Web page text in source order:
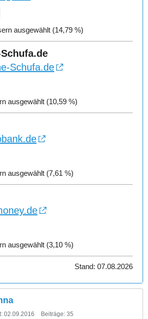
ausgewählt (14,79 %)
Schufa.de
ausgewählt (10,59 %)
ausgewählt (7,61 %)
ausgewählt (3,10 %)
Stand: 07.08.2026
02.09.2016 Beiträge: 35